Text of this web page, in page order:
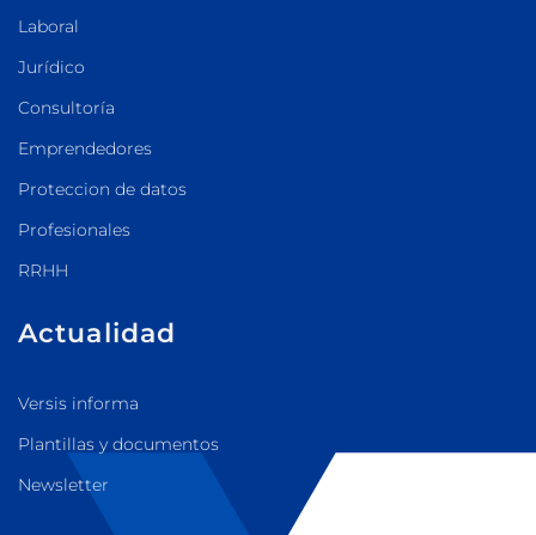
Laboral
Jurídico
Consultoría
Emprendedores
Proteccion de datos
Profesionales
RRHH
Actualidad
Versis informa
Plantillas y documentos
Newsletter